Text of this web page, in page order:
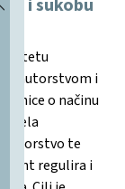
i sukobu
autorstvom i
o načinu
autorstvo te
regulira i